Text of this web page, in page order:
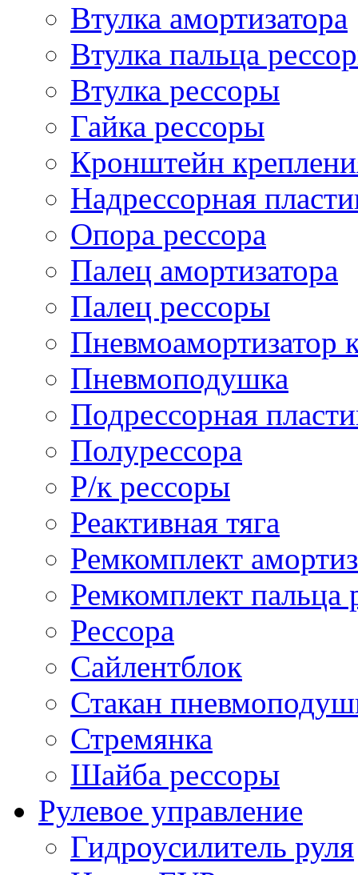
Втулка амортизатора
Втулка пальца
Втулка рессоры
Гайка рессоры
Кронштейн
Надрессорная
Опора рессора
Палец амортизатора
Палец рессоры
Пневмоамортизатор
Пневмоподушка
Подрессорная
Полурессора
Р/к рессоры
Реактивная тяга
Ремкомплект
Ремкомплект пальца
Рессора
Сайлентблок
Стакан
Стремянка
Шайба рессоры
Рулевое управление
Гидроусилитель руля